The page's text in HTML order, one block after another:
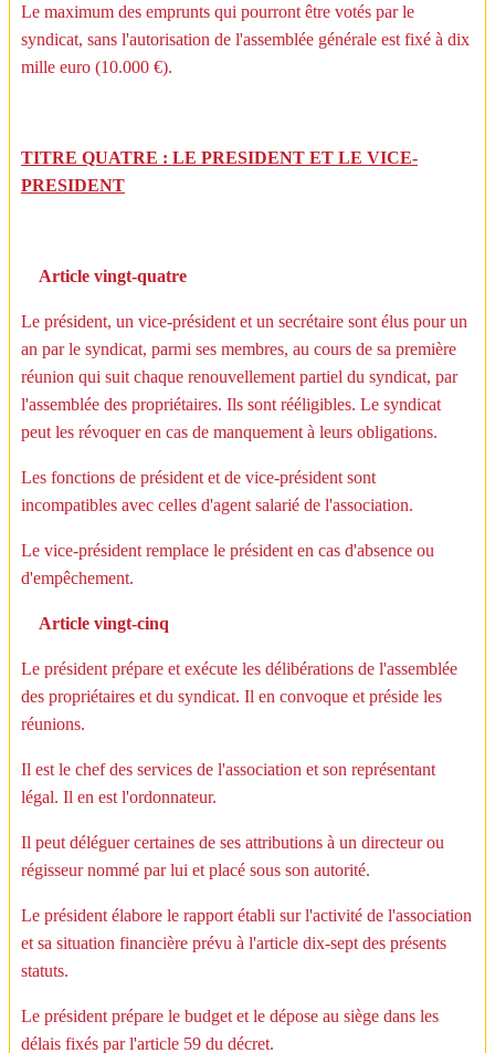
Le maximum des emprunts qui pourront être votés par le
syndicat, sans l'autorisation de l'assemblée générale est fixé à dix
mille euro (10.000 €).
TITRE QUATRE : LE PRESIDENT ET LE VICE-
PRESIDENT
Article vingt-quatre
Le président, un vice-président et un secrétaire sont élus pour un
an par le syndicat, parmi ses membres, au cours de sa première
réunion qui suit chaque renouvellement partiel du syndicat, par
l'assemblée des propriétaires. Ils sont rééligibles. Le syndicat
peut les révoquer en cas de manquement à leurs obligations.
Les fonctions de président et de vice-président sont
incompatibles avec celles d'agent salarié de l'association.
Le vice-président remplace le président en cas d'absence ou
d'empêchement.
Article vingt-cinq
Le président prépare et exécute les délibérations de l'assemblée
des propriétaires et du syndicat. Il en convoque et préside les
réunions.
Il est le chef des services de l'association et son représentant
légal. Il en est l'ordonnateur.
Il peut déléguer certaines de ses attributions à un directeur ou
régisseur nommé par lui et placé sous son autorité.
Le président élabore le rapport établi sur l'activité de l'association
et sa situation financière prévu à l'article dix-sept des présents
statuts.
Le président prépare le budget et le dépose au siège dans les
délais fixés par l'article 59 du décret.